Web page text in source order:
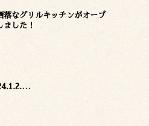
落なグリルキッチンがオープ
ました！